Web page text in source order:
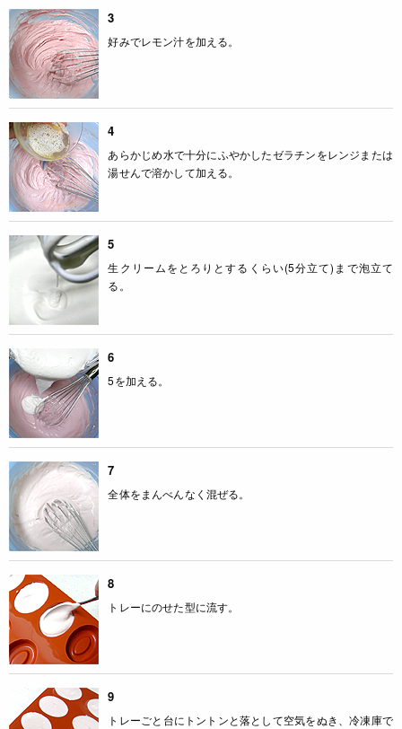
3
好みでレモン汁を加える。
4
あらかじめ水で十分にふやかしたゼラチンをレンジまたは
湯せんで溶かして加える。
5
生クリームをとろりとするくらい(5分立て)まで泡立て
る。
6
5を加える。
7
全体をまんべんなく混ぜる。
8
トレーにのせた型に流す。
9
トレーごと台にトントンと落として空気をぬき、冷凍庫で